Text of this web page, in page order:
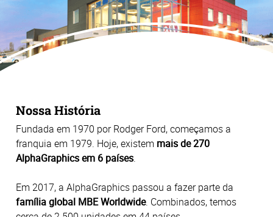
Nossa História
Fundada em 1970 por Rodger Ford, começamos a
franquia em 1979. Hoje, existem mais de 270
AlphaGraphics em 6 países.
Em 2017, a AlphaGraphics passou a fazer parte da
família global MBE Worldwide. Combinados, temos